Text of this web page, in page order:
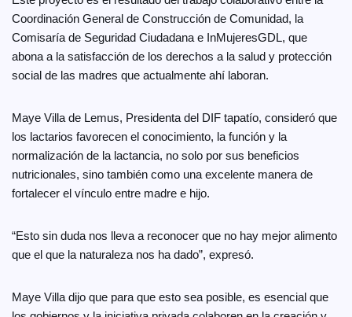
Coordinación General de Construcción de Comunidad, la
Comisaría de Seguridad Ciudadana e InMujeresGDL, que
abona a la satisfacción de los derechos a la salud y protección
social de las madres que actualmente ahí laboran.
Maye Villa de Lemus, Presidenta del DIF tapatío, consideró que
los lactarios favorecen el conocimiento, la función y la
normalización de la lactancia, no solo por sus beneficios
nutricionales, sino también como una excelente manera de
fortalecer el vínculo entre madre e hijo.
“Esto sin duda nos lleva a reconocer que no hay mejor alimento
que el que la naturaleza nos ha dado”, expresó.
Maye Villa dijo que para que esto sea posible, es esencial que